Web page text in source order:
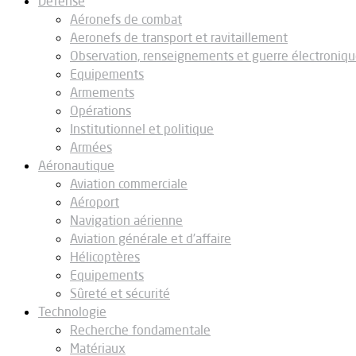
Aéronefs de combat
Aeronefs de transport et ravitaillement
Observation, renseignements et guerre
Equipements
Armements
Opérations
Institutionnel et politique
Armées
Aéronautique
Aviation commerciale
Aéroport
Navigation aérienne
Aviation générale et d’affaire
Hélicoptères
Equipements
Sûreté et sécurité
Technologie
Recherche fondamentale
Matériaux